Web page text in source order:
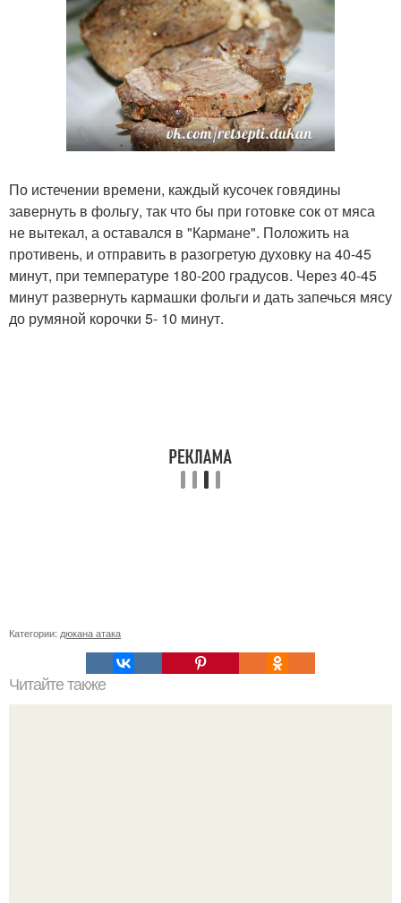
По истечении времени, каждый кусочек говядины
завернуть в фольгу, так что бы при готовке сок от мяса
не вытекал, а оставался в "Кармане". Положить на
противень, и отправить в разогретую духовку на 40-45
минут, при температуре 180-200 градусов. Через 40-45
минут развернуть кармашки фольги и дать запечься мясу
до румяной корочки 5- 10 минут.
Категории: дюкана атака
Читайте также